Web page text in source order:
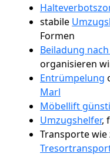
stabile
Formen
Beiladung
organisieren
Entrümpelung
Marl
Möbellift
Umzugshelfer,
Transporte wie